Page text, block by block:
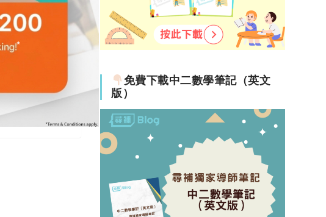
免費下載中二數學筆記（英文
版）